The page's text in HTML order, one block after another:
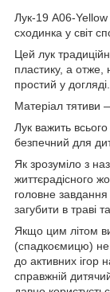
Лук-19 A06-
сходинка у світ
Цей лук
пластику, а отже,
простий у догляді.
Матеріал тятиви
Лук важить
безпечний для
Як зрозуміло з
життєрадісного
головне завдання
загубити в траві
Якщо цим літом
(спадкоємицю) не
до активних ігор
справжній